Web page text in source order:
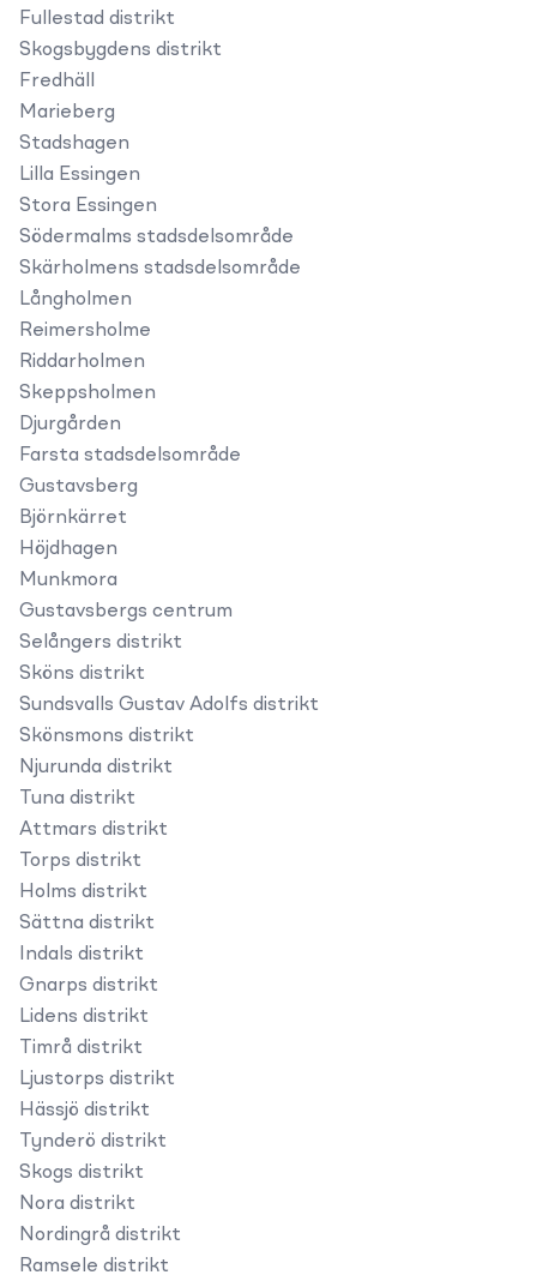
Fullestad distrikt
Skogsbygdens distrikt
Fredhäll
Marieberg
Stadshagen
Lilla Essingen
Stora Essingen
Södermalms stadsdelsområde
Skärholmens stadsdelsområde
Långholmen
Reimersholme
Riddarholmen
Skeppsholmen
Djurgården
Farsta stadsdelsområde
Gustavsberg
Björnkärret
Höjdhagen
Munkmora
Gustavsbergs centrum
Selångers distrikt
Sköns distrikt
Sundsvalls Gustav Adolfs distrikt
Skönsmons distrikt
Njurunda distrikt
Tuna distrikt
Attmars distrikt
Torps distrikt
Holms distrikt
Sättna distrikt
Indals distrikt
Gnarps distrikt
Lidens distrikt
Timrå distrikt
Ljustorps distrikt
Hässjö distrikt
Tynderö distrikt
Skogs distrikt
Nora distrikt
Nordingrå distrikt
Ramsele distrikt